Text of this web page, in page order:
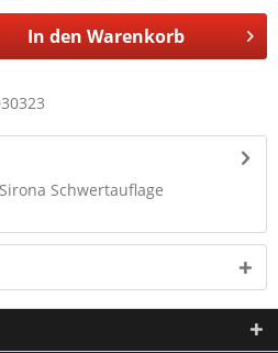
In den Warenkorb
Schwertauflage